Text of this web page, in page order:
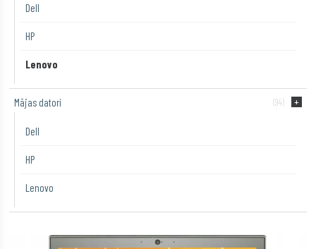
Dell
HP
Lenovo
Mājas datori (94)
Dell
HP
Lenovo